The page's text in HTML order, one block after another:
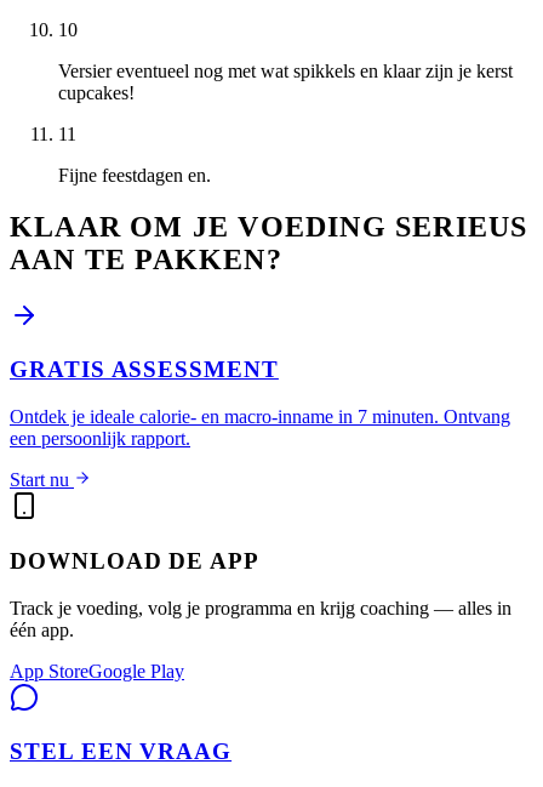
10
Versier eventueel nog met wat spikkels en klaar zijn je kerst
cupcakes!
11
Fijne feestdagen en.
KLAAR OM JE VOEDING SERIEUS
AAN TE PAKKEN?
GRATIS ASSESSMENT
Ontdek je ideale calorie- en macro-inname in 7 minuten. Ontvang
een persoonlijk rapport.
Start nu
DOWNLOAD DE APP
Track je voeding, volg je programma en krijg coaching — alles in
één app.
App StoreGoogle Play
STEL EEN VRAAG